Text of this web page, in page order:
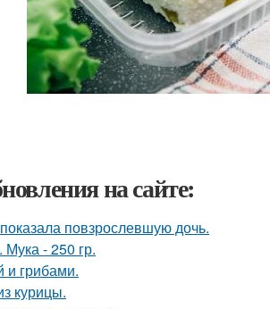
на сайте:
повзрослевшую дочь.
- 250 гр.
и грибами.
курицы.